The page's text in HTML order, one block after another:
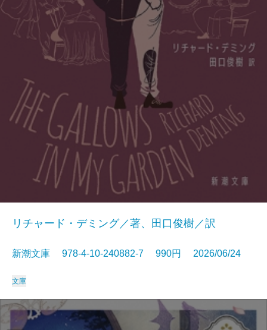
リチャード・デミング／著、田口俊樹／訳
新潮文庫 978-4-10-240882-7 990円 2026/06/24
文庫